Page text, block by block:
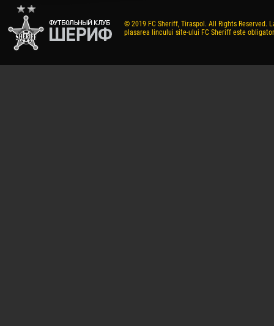
© 2019 FC Sheriff, Tiraspol. All Rights
plasarea lincului site-ului FC Sheriff este